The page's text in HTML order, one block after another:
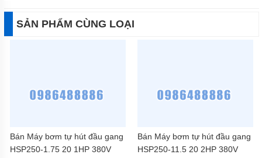
SẢN PHẨM CÙNG LOẠI
Bán Máy bơm tự hút đầu gang
HSP250-1.75 20 1HP 380V
Bán Máy bơm tự hút đầu gang
HSP250-11.5 20 2HP 380V